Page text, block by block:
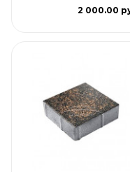
2 000.00